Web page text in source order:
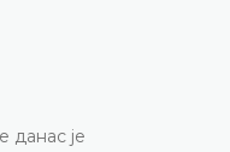
данас је